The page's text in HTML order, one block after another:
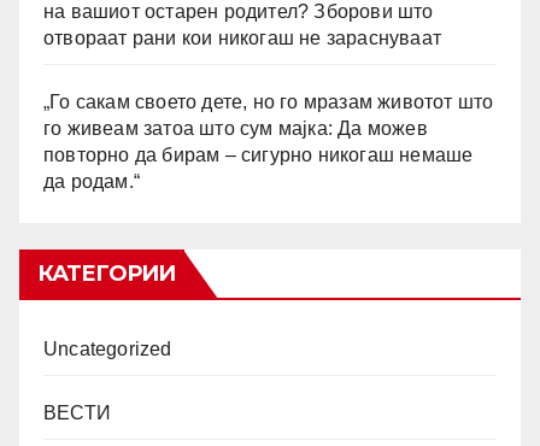
на вашиот остарен родител? Зборови што
отвораат рани кои никогаш не зараснуваат
„Го сакам своето дете, но го мразам животот што
го живеам затоа што сум мајка: Да можев
повторно да бирам – сигурно никогаш немаше
да родам.“
КАТЕГОРИИ
Uncategorized
ВЕСТИ